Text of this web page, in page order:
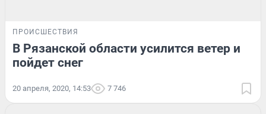
ПРОИСШЕСТВИЯ
В Рязанской области усилится ветер и
пойдет снег
20 апреля, 2020, 14:53 7 746